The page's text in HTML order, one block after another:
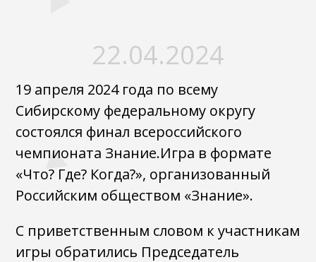
22.04.2024
19 апреля 2024 года по всему
Сибирскому федеральному округу
состоялся финал всероссийского
чемпионата Знание.Игра в формате
«Что? Где? Когда?», организованный
Российским обществом «Знание».
С приветственным словом к участникам
игры обратились Председатель